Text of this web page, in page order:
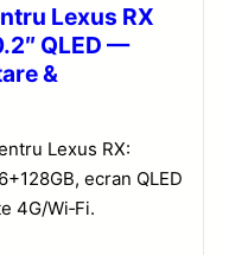
Lexus RX
QLED —
&
Lexus RX:
ecran QLED
4G/Wi‑Fi.